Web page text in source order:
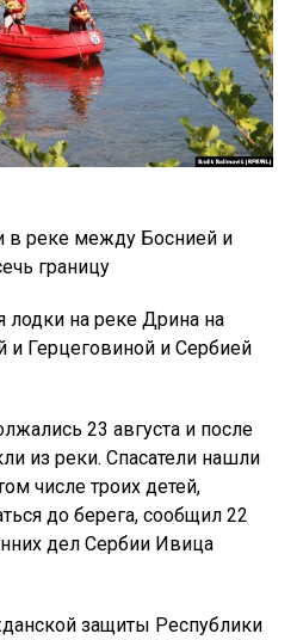
лодки на реке Дрина на
и Герцеговиной и Сербией
23 августа и после
из реки. Спасатели нашли
числе троих детей,
до берега, сообщил 22
дел Сербии Ивица
защиты Республики